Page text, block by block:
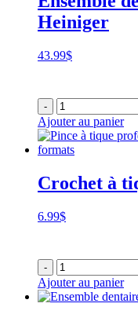
Heiniger
43.99$
-
Ajouter au panier
Crochet à
6.99$
-
Ajouter au panier